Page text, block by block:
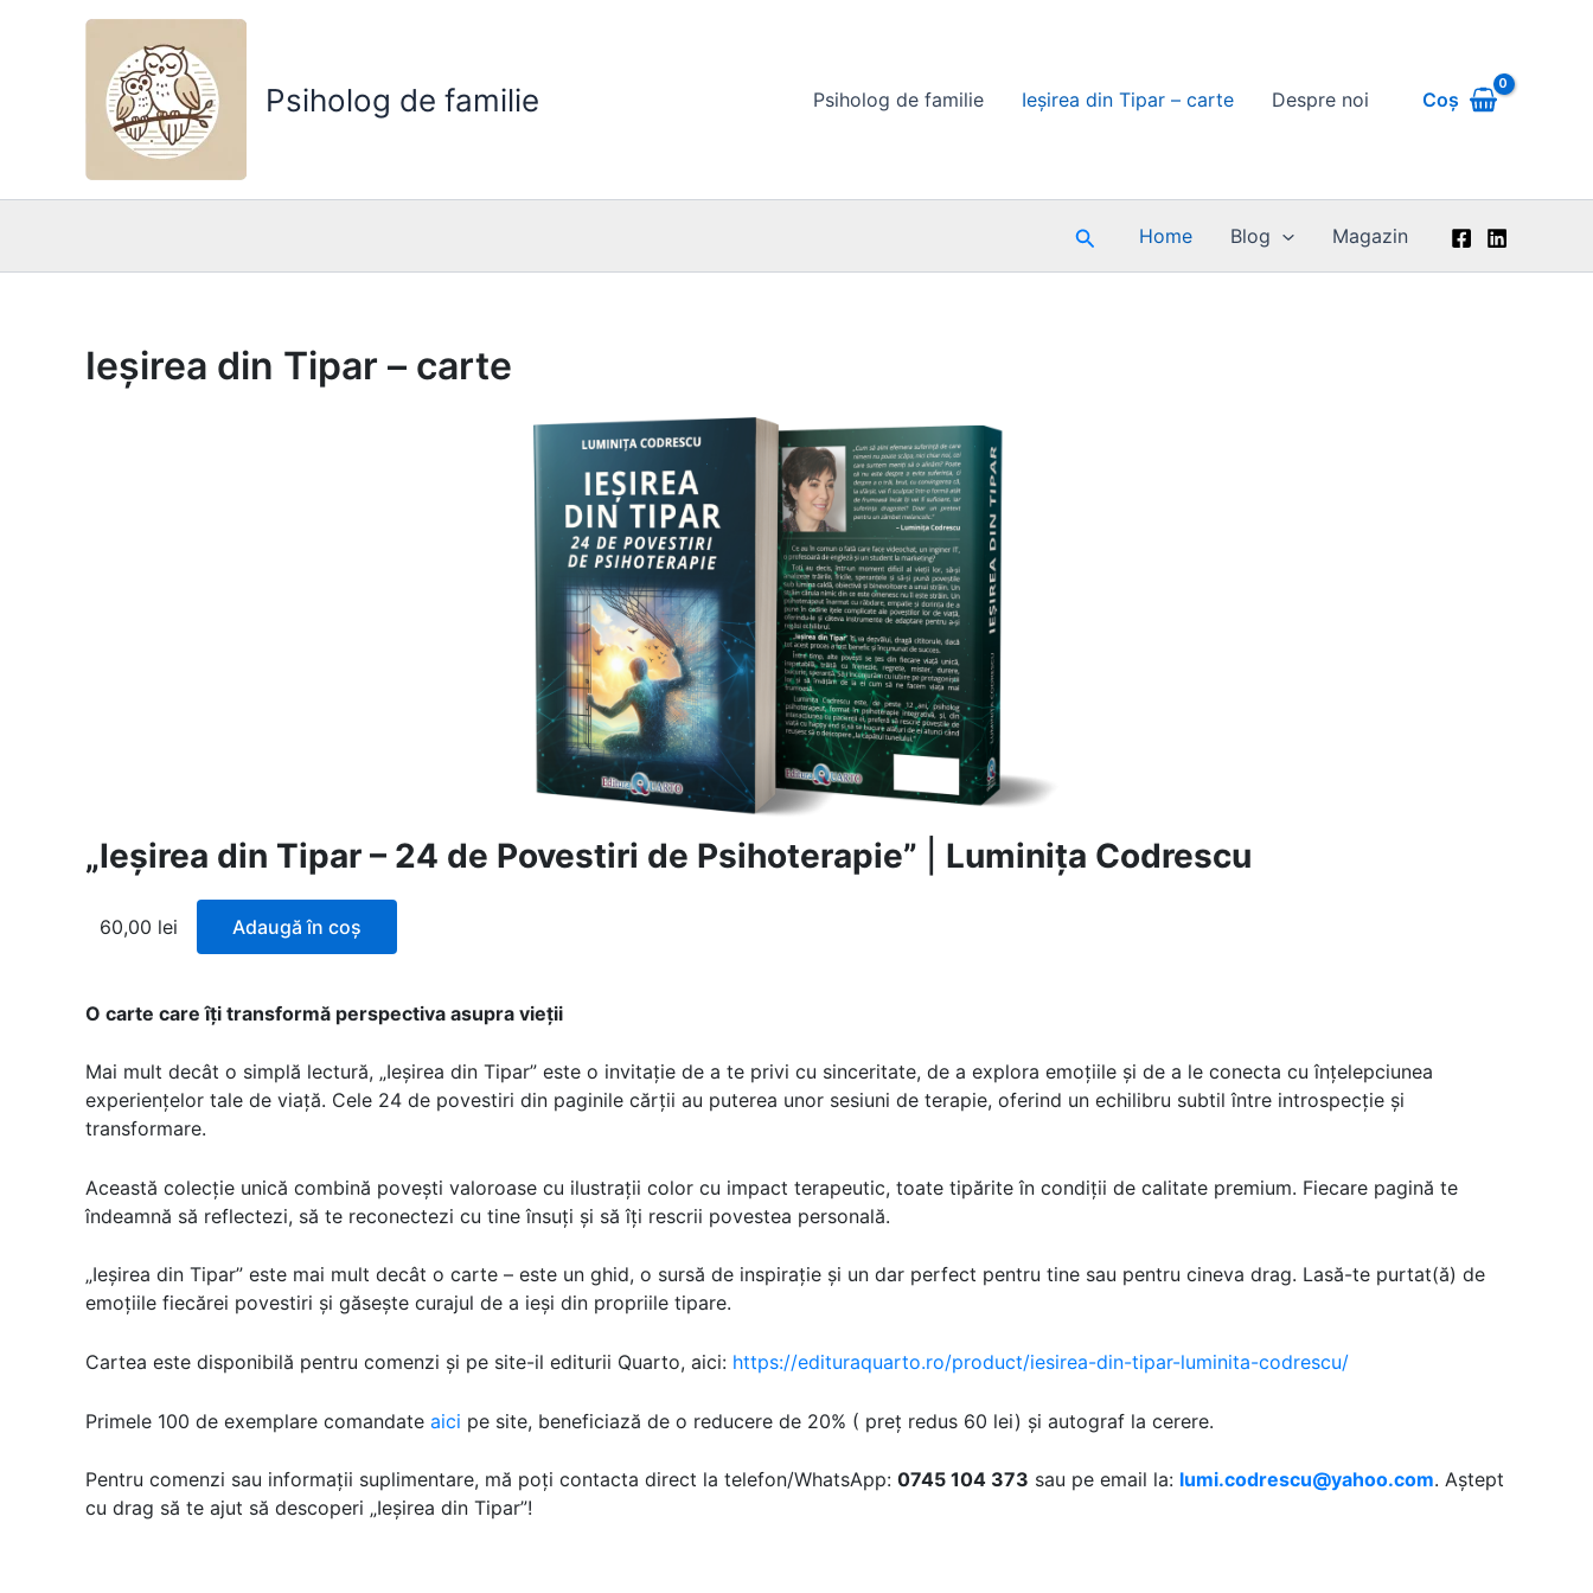
Psiholog de familie Psiholog de familie Ieșirea din Tipar – carte Despre noi Coș
SearchHome Blog Magazin
Ieșirea din Tipar – carte
„Ieșirea din Tipar – 24 de Povestiri de Psihoterapie” Luminița Codrescu
60,00 lei Adaugă în coș
O carte care îți transformă perspectiva asupra vieții
Mai mult decât o simplă lectură, „Ieșirea din Tipar” este o invitație de a te privi cu sinceritate, de a explora emoțiile și de a le conecta cu înțelepciunea
experiențelor tale de viață. Cele 24 de povestiri din paginile cărții au puterea unor sesiuni de terapie, oferind un echilibru subtil între introspecție și
transformare.
Această colecție unică combină povești valoroase cu ilustrații color cu impact terapeutic, toate tipărite în condiții de calitate premium. Fiecare pagină te
îndeamnă să reflectezi, să te reconectezi cu tine însuți și să îți rescrii povestea personală.
„Ieșirea din Tipar” este mai mult decât o carte – este un ghid, o sursă de inspirație și un dar perfect pentru tine sau pentru cineva drag. Lasă-te purtat(ă) de
emoțiile fiecărei povestiri și găsește curajul de a ieși din propriile tipare.
Cartea este disponibilă pentru comenzi și pe site-il editurii Quarto, aici: https://edituraquarto.ro/product/iesirea-din-tipar-luminita-codrescu/
Primele 100 de exemplare comandate aici pe site, beneficiază de o reducere de 20% ( preț redus 60 lei) și autograf la cerere.
Pentru comenzi sau informații suplimentare, mă poți contacta direct la telefon/WhatsApp: 0745 104 373 sau pe email la: lumi.codrescu@yahoo.com. Aștept
cu drag să te ajut să descoperi „Ieșirea din Tipar”!